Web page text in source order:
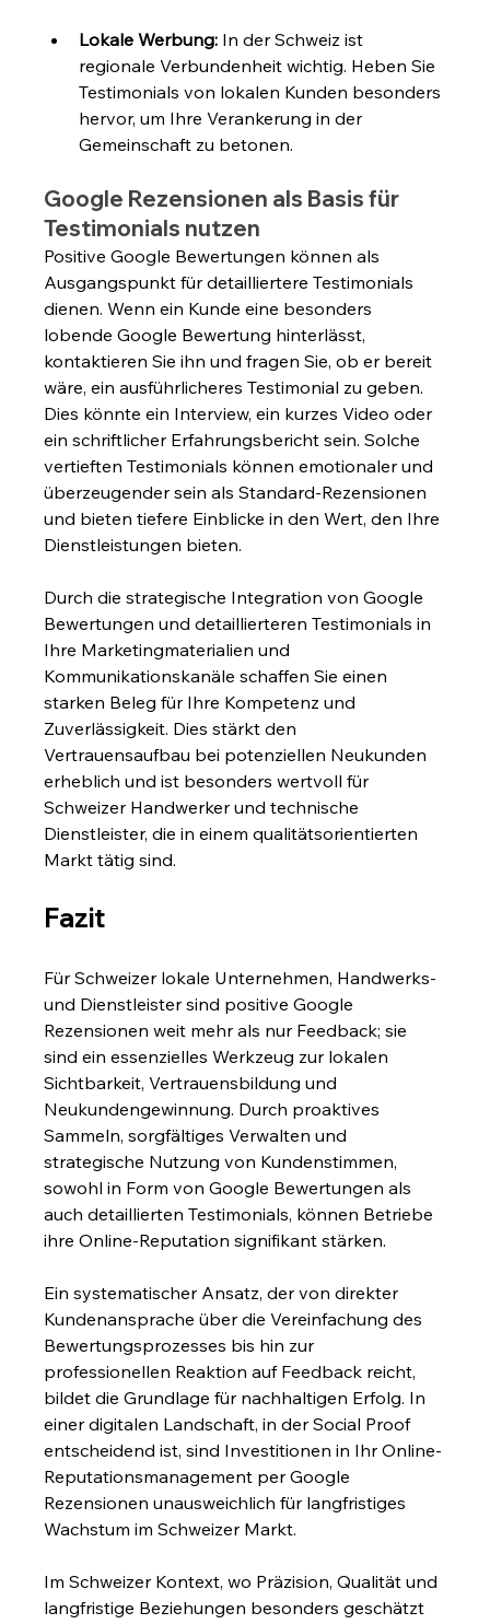
Lokale Werbung: In der Schweiz ist
regionale Verbundenheit wichtig. Heben Sie
Testimonials von lokalen Kunden besonders
hervor, um Ihre Verankerung in der
Gemeinschaft zu betonen.
Google Rezensionen als Basis für
Testimonials nutzen
Positive Google Bewertungen können als
Ausgangspunkt für detailliertere Testimonials
dienen. Wenn ein Kunde eine besonders
lobende Google Bewertung hinterlässt,
kontaktieren Sie ihn und fragen Sie, ob er bereit
wäre, ein ausführlicheres Testimonial zu geben.
Dies könnte ein Interview, ein kurzes Video oder
ein schriftlicher Erfahrungsbericht sein. Solche
vertieften Testimonials können emotionaler und
überzeugender sein als Standard-Rezensionen
und bieten tiefere Einblicke in den Wert, den Ihre
Dienstleistungen bieten.
Durch die strategische Integration von Google
Bewertungen und detaillierteren Testimonials in
Ihre Marketingmaterialien und
Kommunikationskanäle schaffen Sie einen
starken Beleg für Ihre Kompetenz und
Zuverlässigkeit. Dies stärkt den
Vertrauensaufbau bei potenziellen Neukunden
erheblich und ist besonders wertvoll für
Schweizer Handwerker und technische
Dienstleister, die in einem qualitätsorientierten
Markt tätig sind.
Fazit
Für Schweizer lokale Unternehmen, Handwerks-
und Dienstleister sind positive Google
Rezensionen weit mehr als nur Feedback; sie
sind ein essenzielles Werkzeug zur lokalen
Sichtbarkeit, Vertrauensbildung und
Neukundengewinnung. Durch proaktives
Sammeln, sorgfältiges Verwalten und
strategische Nutzung von Kundenstimmen,
sowohl in Form von Google Bewertungen als
auch detaillierten Testimonials, können Betriebe
ihre Online-Reputation signifikant stärken.
Ein systematischer Ansatz, der von direkter
Kundenansprache über die Vereinfachung des
Bewertungsprozesses bis hin zur
professionellen Reaktion auf Feedback reicht,
bildet die Grundlage für nachhaltigen Erfolg. In
einer digitalen Landschaft, in der Social Proof
entscheidend ist, sind Investitionen in Ihr Online-
Reputationsmanagement per Google
Rezensionen unausweichlich für langfristiges
Wachstum im Schweizer Markt.
Im Schweizer Kontext, wo Präzision, Qualität und
langfristige Beziehungen besonders geschätzt